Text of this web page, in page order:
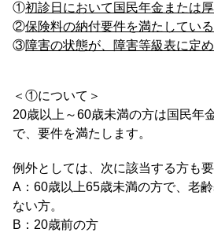
①初診日において国民年金または
②保険料の納付要件を満たしている
③障害の状態が、障害等級表に定
＜①について＞
20歳以上～60歳未満の方は国民年
で、要件を満たします。
例外としては、次に該当する方も要
A：60歳以上65歳未満の方で、老
ない方。
B：20歳前の方